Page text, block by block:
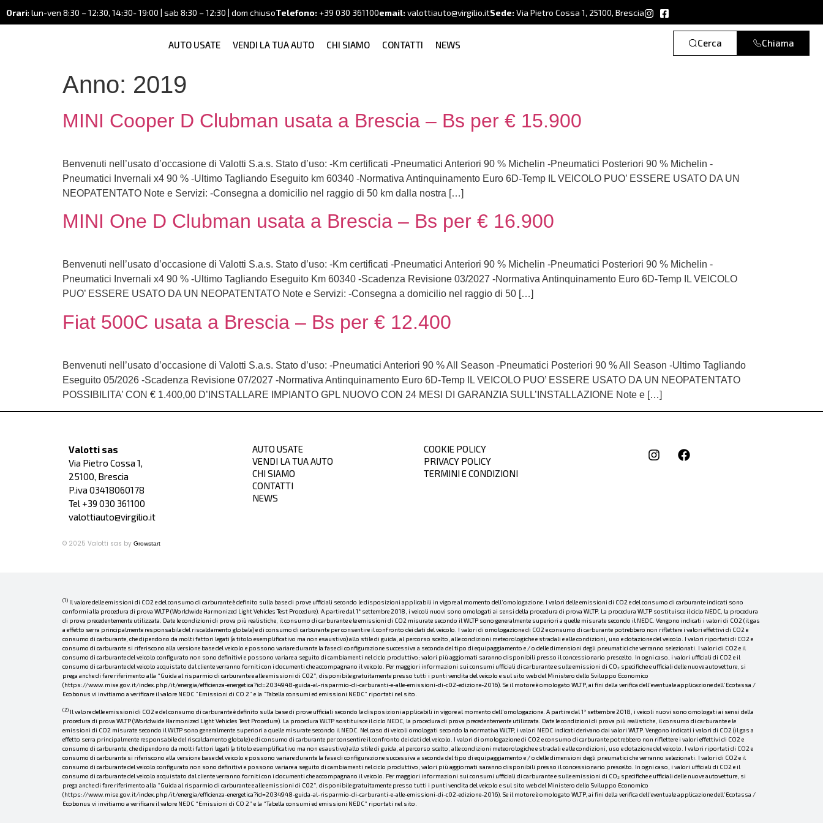
Orari: lun-ven 8:30 – 12:30, 14:30- 19:00 | sab 8:30 – 12:30 | dom chiusoTelefono: +39 030 361100email:valottiauto@virgilio.itSede:Via Pietro Cossa 1, 25100, Brescia
AUTO USATE VENDI LA TUA AUTO CHI SIAMO CONTATTI NEWS Cerca Chiama
Anno: 2019
MINI Cooper D Clubman usata a Brescia – Bs per € 15.900
Benvenuti nell’usato d’occasione di Valotti S.a.s. Stato d’uso: -Km certificati -Pneumatici Anteriori 90 % Michelin -Pneumatici Posteriori 90 % Michelin -
Pneumatici Invernali x4 90 % -Ultimo Tagliando Eseguito km 60340 -Normativa Antinquinamento Euro 6D-Temp IL VEICOLO PUO’ ESSERE USATO DA UN
NEOPATENTATO Note e Servizi: -Consegna a domicilio nel raggio di 50 km dalla nostra […]
MINI One D Clubman usata a Brescia – Bs per € 16.900
Benvenuti nell’usato d’occasione di Valotti S.a.s. Stato d’uso: -Km certificati -Pneumatici Anteriori 90 % Michelin -Pneumatici Posteriori 90 % Michelin -
Pneumatici Invernali x4 90 % -Ultimo Tagliando Eseguito Km 60340 -Scadenza Revisione 03/2027 -Normativa Antinquinamento Euro 6D-Temp IL VEICOLO
PUO’ ESSERE USATO DA UN NEOPATENTATO Note e Servizi: -Consegna a domicilio nel raggio di 50 […]
Fiat 500C usata a Brescia – Bs per € 12.400
Benvenuti nell’usato d’occasione di Valotti S.a.s. Stato d’uso: -Pneumatici Anteriori 90 % All Season -Pneumatici Posteriori 90 % All Season -Ultimo Tagliando
Eseguito 05/2026 -Scadenza Revisione 07/2027 -Normativa Antinquinamento Euro 6D-Temp IL VEICOLO PUO’ ESSERE USATO DA UN NEOPATENTATO
POSSIBILITA’ CON € 1.400,00 D’INSTALLARE IMPIANTO GPL NUOVO CON 24 MESI DI GARANZIA SULL’INSTALLAZIONE Note e […]
Valotti sas
Via Pietro Cossa 1,
25100, Brescia
P.iva 03418060178
Tel +39 030 361100
valottiauto@virgilio.it
AUTO USATE
VENDI LA TUA AUTO
CHI SIAMO
CONTATTI
NEWS
COOKIE POLICY
PRIVACY POLICY
TERMINI E CONDIZIONI
© 2025 Valotti sas by Growstart
(1) Il valore delle emissioni di CO2 e del consumo di carburante è definito sulla base di prove ufficiali secondo le disposizioni applicabili in vigore al momento dell’omologazione. I valori delle emissioni di CO2 e del consumo di carburante indicati sono
conformi alla procedura di prova WLTP (Worldwide Harmonized Light Vehicles Test Procedure). A partire dal 1° settembre 2018, i veicoli nuovi sono omologati ai sensi della procedura di prova WLTP. La procedura WLTP sostituisce il ciclo NEDC, la procedura
di prova precedentemente utilizzata. Date le condizioni di prova più realistiche, il consumo di carburante e le emissioni di CO2 misurate secondo il WLTP sono generalmente superiori a quelle misurate secondo il NEDC. Vengono indicati i valori di CO2 (il gas
a effetto serra principalmente responsabile del riscaldamento globale) e di consumo di carburante per consentire il confronto dei dati del veicolo. I valori di omologazione di CO2 e consumo di carburante potrebbero non riflettere i valori effettivi di CO2 e
consumo di carburante, che dipendono da molti fattori legati (a titolo esemplificativo ma non esaustivo) allo stile di guida, al percorso scelto, alle condizioni meteorologiche e stradali e alle condizioni, uso e dotazione del veicolo. I valori riportati di CO2 e
consumo di carburante si riferiscono alla versione base del veicolo e possono variare durante la fase di configurazione successiva a seconda del tipo di equipaggiamento e / o delle dimensioni degli pneumatici che verranno selezionati. I valori di CO2 e il
consumo di carburante del veicolo configurato non sono definitivi e possono variare a seguito di cambiamenti nel ciclo produttivo; valori più aggiornati saranno disponibili presso il concessionario prescelto. In ogni caso, i valori ufficiali di CO2 e il
consumo di carburante del veicolo acquistato dal cliente verranno forniti con i documenti che accompagnano il veicolo. Per maggiori informazioni sui consumi ufficiali di carburante e sulle emissioni di CO₂ specifiche e ufficiali delle nuove autovetture, si
prega anche di fare riferimento alla “Guida al risparmio di carburante e alle emissioni di C02”, disponibile gratuitamente presso tutti i punti vendita del veicolo e sul sito web del Ministero dello Sviluppo Economico
(https://www.mise.gov.it/index.php/it/energia/efficienza-energetica?id=2034948-guida-al-risparmio-di-carburanti-e-alle-emissioni-di-c02-edizione-2016). Se il motore è omologato WLTP, ai fini della verifica dell’eventuale applicazione dell’Ecotassa /
Ecobonus vi invitiamo a verificare il valore NEDC “Emissioni di CO 2” e la “Tabella consumi ed emissioni NEDC” riportati nel sito.
(2) Il valore delle emissioni di CO2 e del consumo di carburante è definito sulla base di prove ufficiali secondo le disposizioni applicabili in vigore al momento dell’omologazione. A partire dal 1° settembre 2018, i veicoli nuovi sono omologati ai sensi della
procedura di prova WLTP (Worldwide Harmonized Light Vehicles Test Procedure). La procedura WLTP sostituisce il ciclo NEDC, la procedura di prova precedentemente utilizzata. Date le condizioni di prova più realistiche, il consumo di carburante e le
emissioni di CO2 misurate secondo il WLTP sono generalmente superiori a quelle misurate secondo il NEDC. Nel caso di veicoli omologati secondo la normativa WLTP, i valori NEDC indicati derivano dai valori WLTP. Vengono indicati i valori di CO2 (il gas a
effetto serra principalmente responsabile del riscaldamento globale) e di consumo di carburante per consentire il confronto dei dati del veicolo. I valori di omologazione di CO2 e consumo di carburante potrebbero non riflettere i valori effettivi di CO2 e
consumo di carburante, che dipendono da molti fattori legati (a titolo esemplificativo ma non esaustivo) allo stile di guida, al percorso scelto, alle condizioni meteorologiche e stradali e alle condizioni, uso e dotazione del veicolo. I valori riportati di CO2 e
consumo di carburante si riferiscono alla versione base del veicolo e possono variare durante la fase di configurazione successiva a seconda del tipo di equipaggiamento e / o delle dimensioni degli pneumatici che verranno selezionati. I valori di CO2 e il
consumo di carburante del veicolo configurato non sono definitivi e possono variare a seguito di cambiamenti nel ciclo produttivo; valori più aggiornati saranno disponibili presso il concessionario prescelto. In ogni caso, i valori ufficiali di CO2 e il
consumo di carburante del veicolo acquistato dal cliente verranno forniti con i documenti che accompagnano il veicolo. Per maggiori informazioni sui consumi ufficiali di carburante e sulle emissioni di CO₂ specifiche e ufficiali delle nuove autovetture, si
prega anche di fare riferimento alla “Guida al risparmio di carburante e alle emissioni di C02”, disponibile gratuitamente presso tutti i punti vendita del veicolo e sul sito web del Ministero dello Sviluppo Economico
(https://www.mise.gov.it/index.php/it/energia/efficienza-energetica?id=2034948-guida-al-risparmio-di-carburanti-e-alle-emissioni-di-c02-edizione-2016). Se il motore è omologato WLTP, ai fini della verifica dell’eventuale applicazione dell’Ecotassa /
Ecobonus vi invitiamo a verificare il valore NEDC “Emissioni di CO 2” e la “Tabella consumi ed emissioni NEDC” riportati nel sito.